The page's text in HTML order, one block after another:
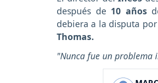
después de 10 años
debiera a la disputa
Thomas.
"Nunca fue un